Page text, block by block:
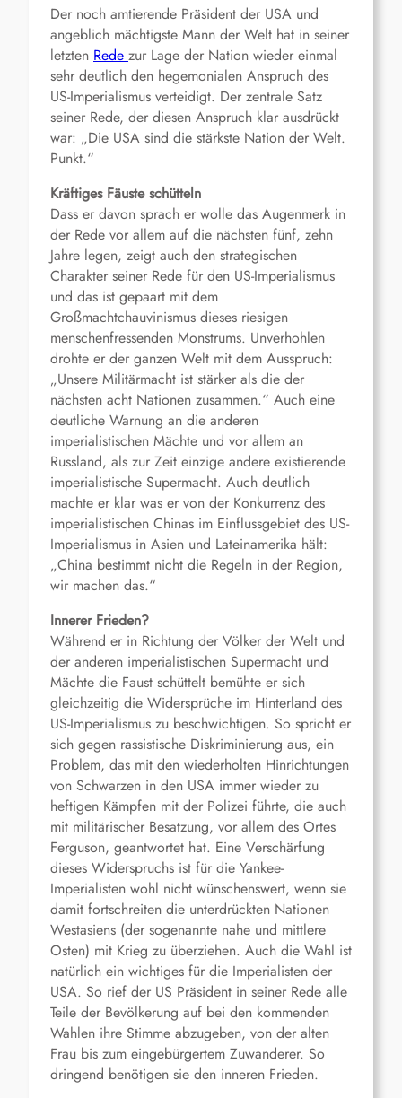
Der noch amtierende Präsident der USA und
angeblich mächtigste Mann der Welt hat in seiner
letzten Rede zur Lage der Nation wieder einmal
sehr deutlich den hegemonialen Anspruch des
US-Imperialismus verteidigt. Der zentrale Satz
seiner Rede, der diesen Anspruch klar ausdrückt
war: „Die USA sind die stärkste Nation der Welt.
Punkt.“
Kräftiges Fäuste schütteln
Dass er davon sprach er wolle das Augenmerk in
der Rede vor allem auf die nächsten fünf, zehn
Jahre legen, zeigt auch den strategischen
Charakter seiner Rede für den US-Imperialismus
und das ist gepaart mit dem
Großmachtchauvinismus dieses riesigen
menschenfressenden Monstrums. Unverhohlen
drohte er der ganzen Welt mit dem Ausspruch:
„Unsere Militärmacht ist stärker als die der
nächsten acht Nationen zusammen.“ Auch eine
deutliche Warnung an die anderen
imperialistischen Mächte und vor allem an
Russland, als zur Zeit einzige andere existierende
imperialistische Supermacht. Auch deutlich
machte er klar was er von der Konkurrenz des
imperialistischen Chinas im Einflussgebiet des US-
Imperialismus in Asien und Lateinamerika hält:
„China bestimmt nicht die Regeln in der Region,
wir machen das.“
Innerer Frieden?
Während er in Richtung der Völker der Welt und
der anderen imperialistischen Supermacht und
Mächte die Faust schüttelt bemühte er sich
gleichzeitig die Widersprüche im Hinterland des
US-Imperialismus zu beschwichtigen. So spricht er
sich gegen rassistische Diskriminierung aus, ein
Problem, das mit den wiederholten Hinrichtungen
von Schwarzen in den USA immer wieder zu
heftigen Kämpfen mit der Polizei führte, die auch
mit militärischer Besatzung, vor allem des Ortes
Ferguson, geantwortet hat. Eine Verschärfung
dieses Widerspruchs ist für die Yankee-
Imperialisten wohl nicht wünschenswert, wenn sie
damit fortschreiten die unterdrückten Nationen
Westasiens (der sogenannte nahe und mittlere
Osten) mit Krieg zu überziehen. Auch die Wahl ist
natürlich ein wichtiges für die Imperialisten der
USA. So rief der US Präsident in seiner Rede alle
Teile der Bevölkerung auf bei den kommenden
Wahlen ihre Stimme abzugeben, von der alten
Frau bis zum eingebürgertem Zuwanderer. So
dringend benötigen sie den inneren Frieden.